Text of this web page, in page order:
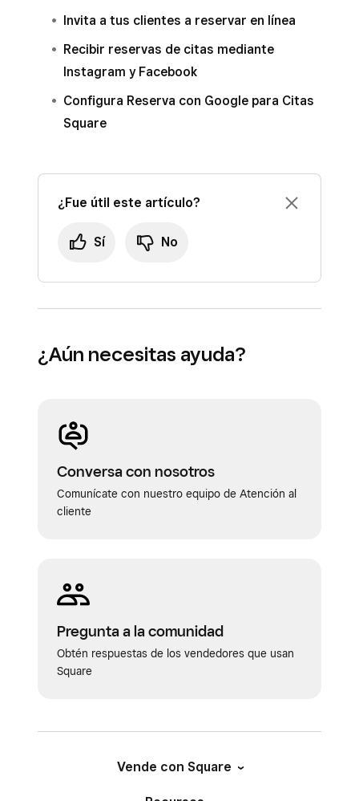
línea.
Invita a tus clientes a reservar en línea
Recibir reservas de citas mediante
Instagram y Facebook
Configura Reserva con Google para Citas
Square
¿Fue útil este artículo?
Sí No
¿Aún necesitas ayuda?
Conversa con nosotros
Comunícate con nuestro equipo de Atención al
cliente
Pregunta a la comunidad
Obtén respuestas de los vendedores que usan
Square
Vende con Square